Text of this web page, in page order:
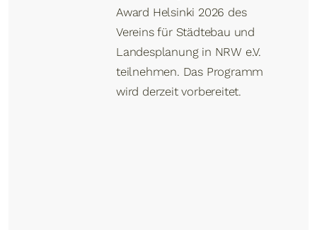
Award Helsinki 2026 des
Vereins für Städtebau und
Landesplanung in NRW e.V.
teilnehmen. Das Programm
wird derzeit vorbereitet.